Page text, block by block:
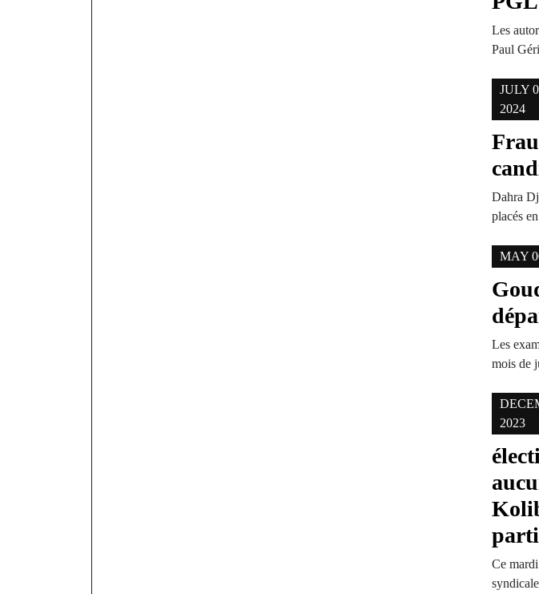
Les
Paul
JULY
2024
Dahra
placés
MAY
Les
mois de
2023
Ce